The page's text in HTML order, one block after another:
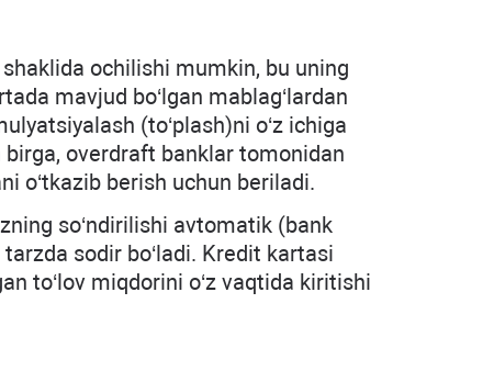
ochilishi mumkin, bu uning
mavjud bo‘lgan mablag‘lardan
(to‘plash)ni o‘z ichiga
overdraft banklar tomonidan
o‘tkazib berish uchun beriladi.
so‘ndirilishi avtomatik (bank
sodir bo‘ladi. Kredit kartasi
to‘lov miqdorini o‘z vaqtida kiritishi